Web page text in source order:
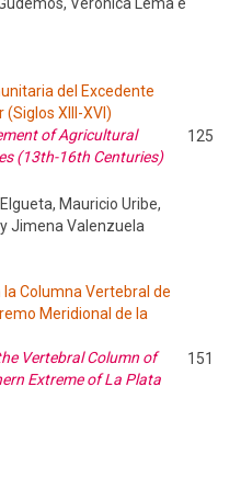
del Excedente
XIII-XVI)
of Agricultural
(13th-16th Centuries)
125
Mauricio Uribe,
Jimena Valenzuela
Columna Vertebral de
Meridional de la
Vertebral Column of
Extreme of La Plata
151